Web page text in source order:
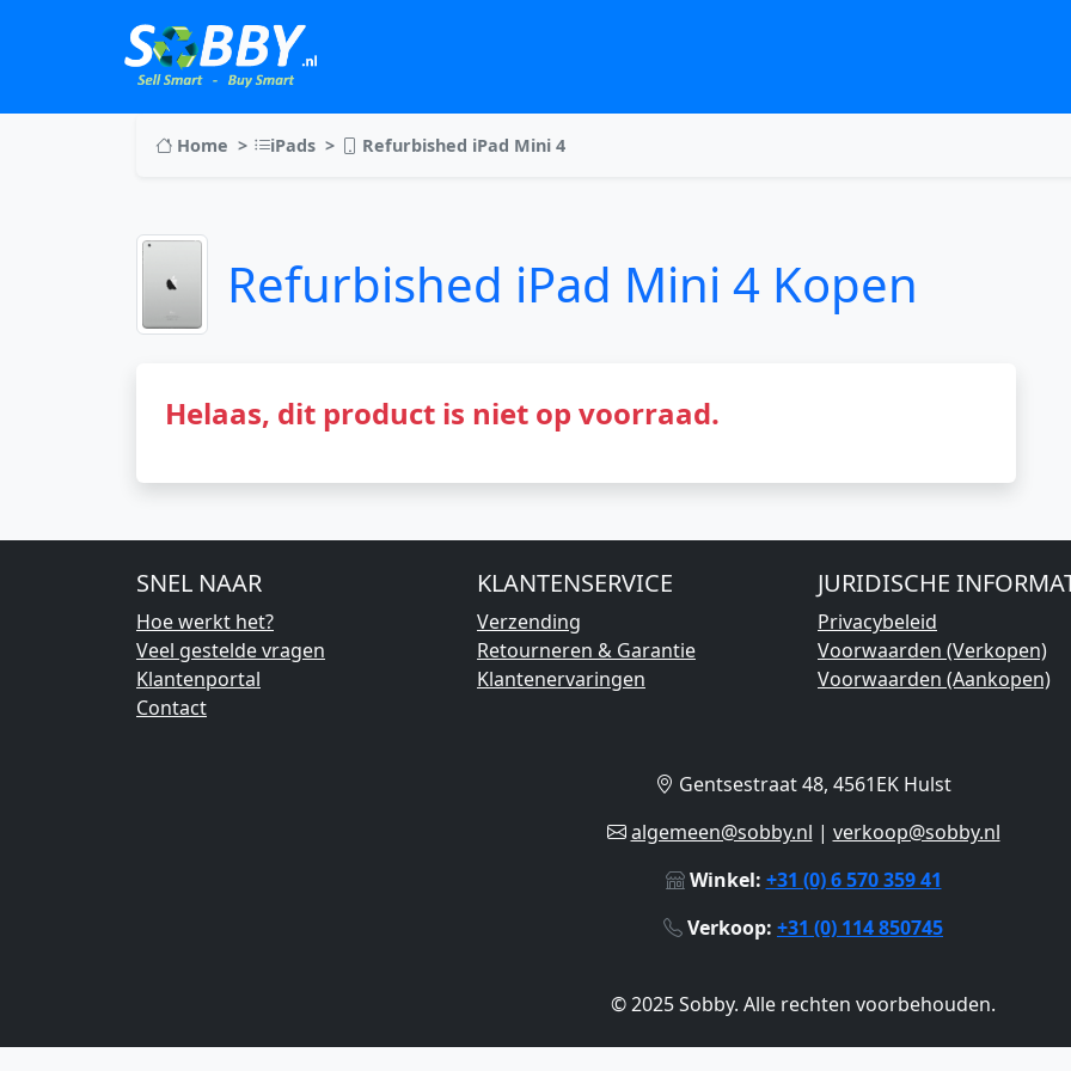
Home iPads Refurbished iPad Mini 4
Refurbished iPad Mini 4 Kopen
Helaas, dit product is niet op voorraad.
SNEL NAAR
Hoe werkt het?
Veel gestelde vragen
Klantenportal
Contact
KLANTENSERVICE
Verzending
Retourneren & Garantie
Klantenervaringen
JURIDISCHE
Privacybeleid
Voorwaarden (Verkopen)
Voorwaarden (Aankopen)
Gentsestraat 48, 4561EK Hulst
algemeen@sobby.nl | verkoop@sobby.nl
Winkel: +31 (0) 6 570 359 41
Verkoop: +31 (0) 114 850745
© 2025 Sobby. Alle rechten voorbehouden.